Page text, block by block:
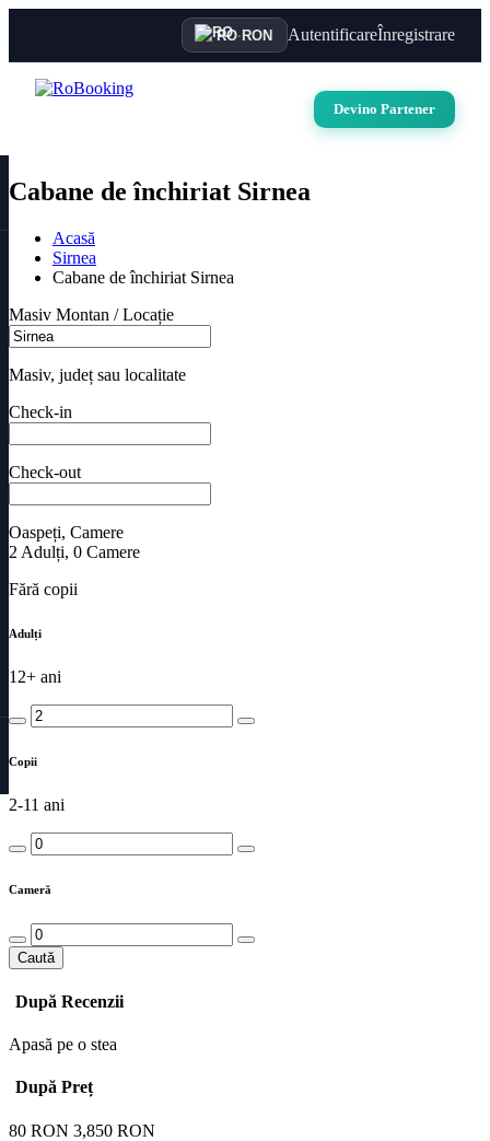
RO·RON AutentificareÎnregistrare
Devino Partener
Cabane de închiriat Sirnea
Acasă
Sirnea
Cabane de închiriat Sirnea
Masiv Montan / Locație
Masiv, județ sau localitate
Check-in
Check-out
Oaspeți, Camere
2 Adulți, 0 Camere
Fără copii
Adulți
12+ ani
Copii
2-11 ani
Cameră
Caută
După Recenzii
Apasă pe o stea
După Preț
80 RON 3,850 RON